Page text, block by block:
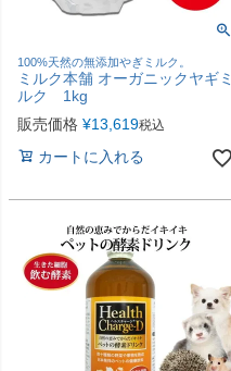
100%天然の無添加やぎミルク。
ミルク本舗 オーガニックヤギミ
ルク 1kg
販売価格 ¥13,619税込
カートに入れる